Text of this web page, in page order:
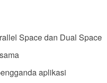
Space dan Dual Space
aplikasi